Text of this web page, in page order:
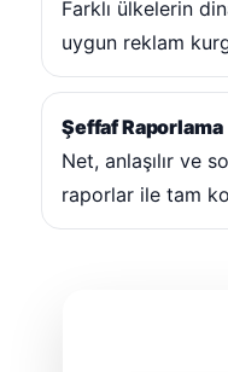
Farklı ülkelerin
uygun reklam
Şeffaf Raporlama
Net, anlaşılır ve
raporlar ile tam